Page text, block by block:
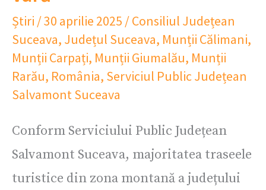
Știri /30 aprilie 2025 /Consiliul Județean
Suceava, Județul Suceava, Munții Călimani,
Munții Carpați, Munții Giumalău, Munții
Rarău, România, Serviciul Public Județean
Salvamont Suceava
Conform Serviciului Public Județean
Salvamont Suceava, majoritatea traseele
turistice din zona montană a județului